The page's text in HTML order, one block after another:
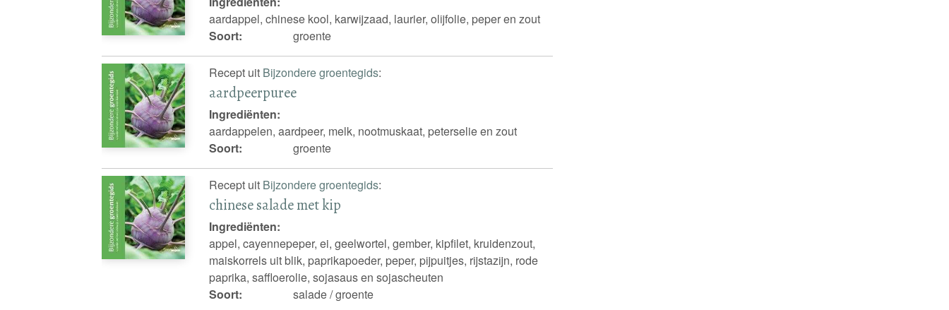
aardappel, chinese kool, karwijzaad, laurier, olijfolie, peper en zout
Soort:
groente
Recept uit Bijzondere groentegids:
aardpeerpuree
Ingrediënten:
aardappelen, aardpeer, melk, nootmuskaat, peterselie en zout
Soort:
groente
Recept uit Bijzondere groentegids:
chinese salade met kip
Ingrediënten:
appel, cayennepeper, ei, geelwortel, gember, kipfilet, kruidenzout,
maiskorrels uit blik, paprikapoeder, peper, pijpuitjes, rijstazijn, rode
paprika, saffloerolie, sojasaus en sojascheuten
Soort:
salade / groente